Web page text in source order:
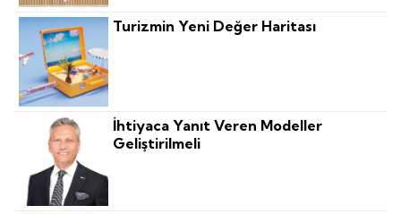
Turizmin Yeni Değer Haritası
İhtiyaca Yanıt Veren Modeller
Geliştirilmeli